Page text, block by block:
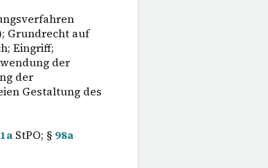
Grundrecht auf
Eingriff;
der
der
Gestaltung des
StPO; § 98a